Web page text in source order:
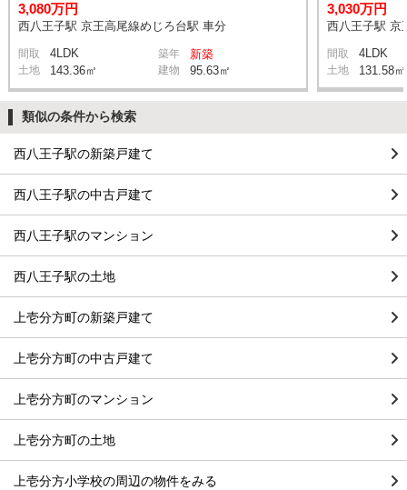
3,080万円
西八王子駅 京王高尾線めじろ台駅 車分
間取 4LDK 築年 新築
土地 143.36㎡ 建物 95.63㎡
3,030万円
西八王子駅 京
間取 4LDK
土地 131.58㎡
類似の条件から検索
西八王子駅の新築戸建て
西八王子駅の中古戸建て
西八王子駅のマンション
西八王子駅の土地
上壱分方町の新築戸建て
上壱分方町の中古戸建て
上壱分方町のマンション
上壱分方町の土地
上壱分方小学校の周辺の物件をみる